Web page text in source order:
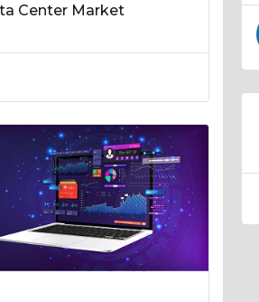
Center Market